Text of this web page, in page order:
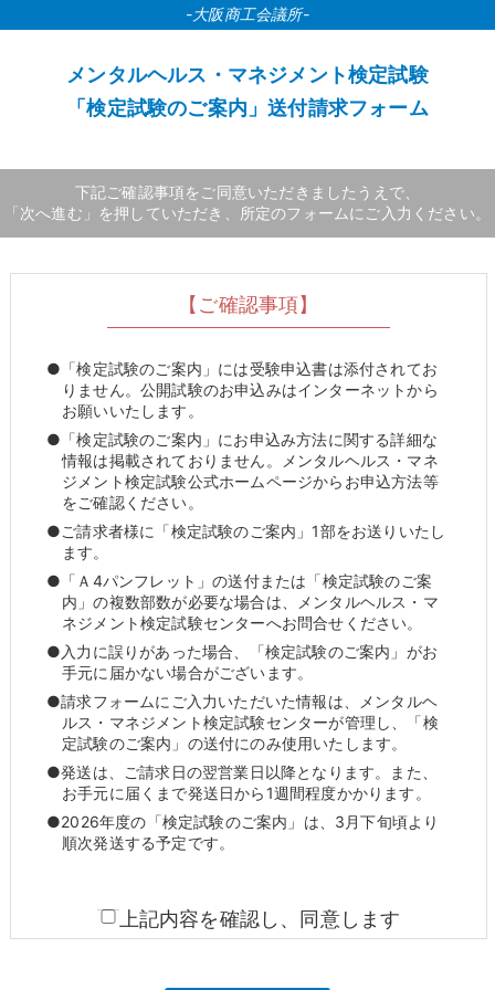
-大阪商工会議所-
メンタルヘルス・マネジメント検定試験
「検定試験のご案内」送付請求フォーム
下記ご確認事項をご同意いただきましたうえで、
「次へ進む」を押していただき、所定のフォームにご入力ください。
【ご確認事項】
●「検定試験のご案内」には受験申込書は添付されてお
りません。公開試験のお申込みはインターネットから
お願いいたします。
●「検定試験のご案内」にお申込み方法に関する詳細な
情報は掲載されておりません。メンタルヘルス・マネ
ジメント検定試験公式ホームページからお申込方法等
をご確認ください。
●ご請求者様に「検定試験のご案内」1部をお送りいたし
ます。
●「Ａ4パンフレット」の送付または「検定試験のご案
内」の複数部数が必要な場合は、メンタルヘルス・マ
ネジメント検定試験センターへお問合せください。
●入力に誤りがあった場合、「検定試験のご案内」がお
手元に届かない場合がございます。
●請求フォームにご入力いただいた情報は、メンタルヘ
ルス・マネジメント検定試験センターが管理し、「検
定試験のご案内」の送付にのみ使用いたします。
●発送は、ご請求日の翌営業日以降となります。また、
お手元に届くまで発送日から1週間程度かかります。
●2026年度の「検定試験のご案内」は、3月下旬頃より
順次発送する予定です。
上記内容を確認し、同意します